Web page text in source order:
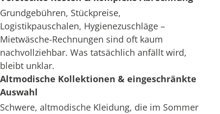
Grundgebühren, Stückpreise,
Logistikpauschalen, Hygienezuschläge –
Mietwäsche-Rechnungen sind oft kaum
nachvollziehbar. Was tatsächlich anfällt wird,
bleibt unklar.
Altmodische Kollektionen & eingeschränkte
Auswahl
Schwere, altmodische Kleidung, die im Sommer